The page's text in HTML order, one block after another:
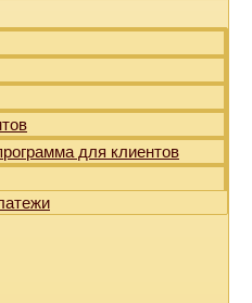
для клиентов